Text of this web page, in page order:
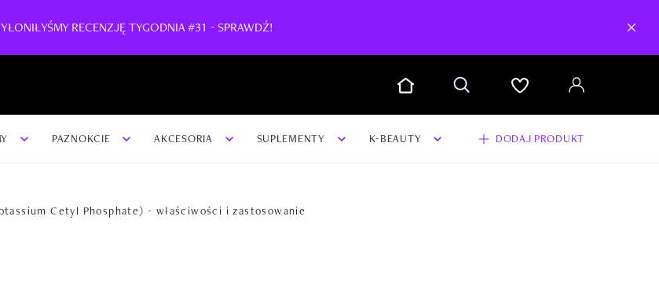
RECENZJĘ TYGODNIA #31 - SPRAWDŹ!
PAZNOKCIE AKCESORIA SUPLEMENTY K-BEAUTY DODAJ PRODUKT
Cetyl Phosphate) - właściwości i zastosowanie